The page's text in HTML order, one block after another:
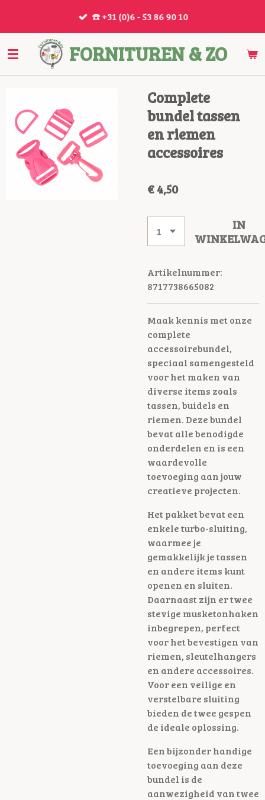
de
hoofdinhoud
FORNITUREN & ZO
☎️ +31 (0)6 - 53 86 90 10
Complete
bundel tassen
en riemen
accessoires
€ 4,50
IN
Artikelnummer:
8717738665082
Maak kennis met onze
complete
accessoirebundel,
speciaal samengesteld
voor het maken van
diverse items zoals
tassen, buidels en
riemen. Deze bundel
bevat alle benodigde
onderdelen en is een
waardevolle
toevoeging aan jouw
creatieve projecten.
Het pakket bevat een
enkele turbo-sluiting,
waarmee je
gemakkelijk je tassen
en andere items kunt
openen en sluiten.
Daarnaast zijn er twee
stevige musketonhaken
inbegrepen, perfect
voor het bevestigen van
riemen, sleutelhangers
en andere accessoires.
Voor een veilige en
verstelbare sluiting
bieden de twee gespen
de ideale oplossing.
Een bijzonder handige
toevoeging aan deze
bundel is de
aanwezigheid van twee